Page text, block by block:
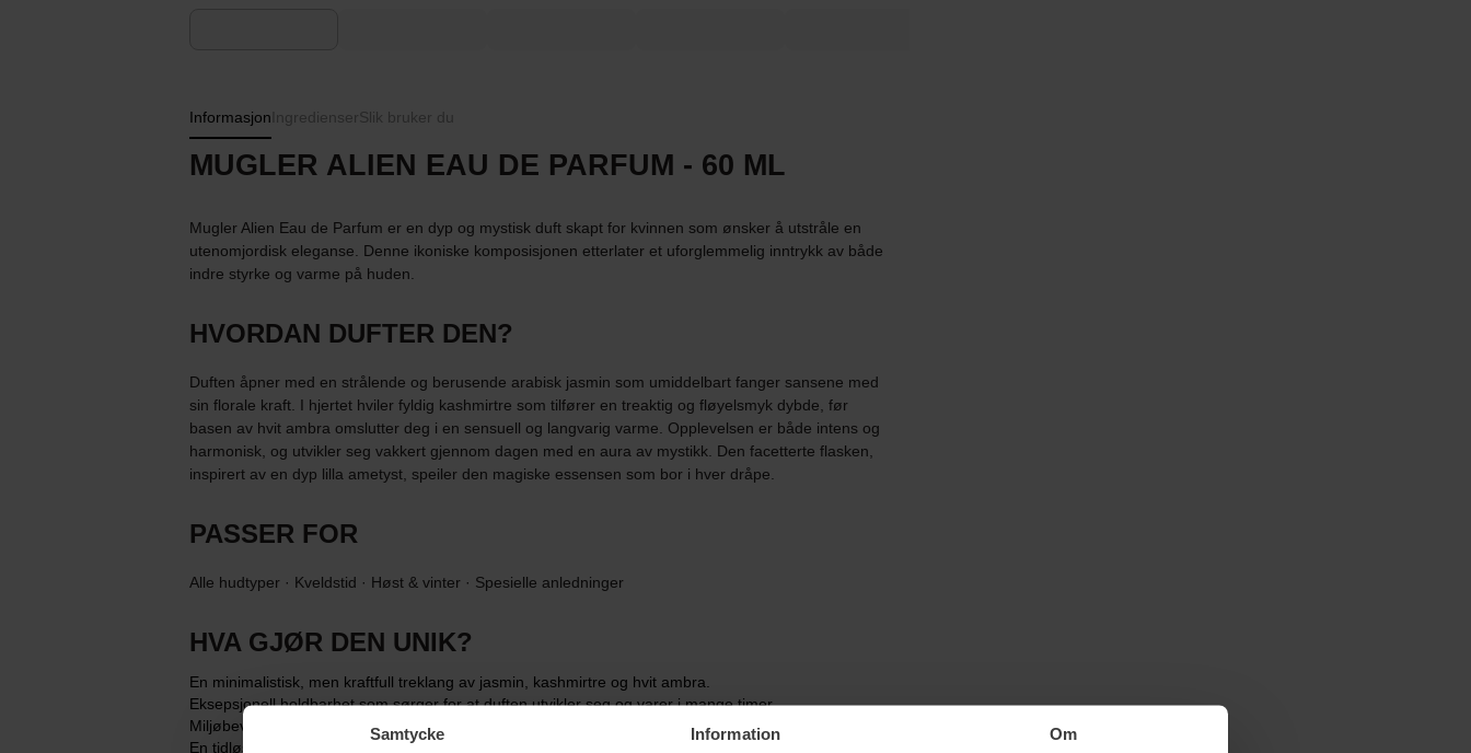
Samtycke Information Om
Informasjon Ingredienser Slik bruker du
MUGLER ALIEN EAU DE PARFUM - 60 ML
Mugler Alien Eau de Parfum er en dyp og mystisk duft skapt for kvinnen som ønsker å utstråle en
utenomjordisk eleganse. Denne ikoniske komposisjonen etterlater et uforglemmelig inntrykk av både
indre styrke og varme på huden.
HVORDAN DUFTER DEN?
Duften åpner med en strålende og berusende arabisk jasmin som umiddelbart fanger sansene med
sin florale kraft. I hjertet hviler fyldig kashmirtre som tilfører en treaktig og fløyelsmyk dybde, før
basen av hvit ambra omslutter deg i en sensuell og langvarig varme. Opplevelsen er både intens og
harmonisk, og utvikler seg vakkert gjennom dagen med en aura av mystikk. Den facetterte flasken,
inspirert av en dyp lilla ametyst, speiler den magiske essensen som bor i hver dråpe.
PASSER FOR
Alle hudtyper · Kveldstid · Høst & vinter · Spesielle anledninger
HVA GJØR DEN UNIK?
En minimalistisk, men kraftfull treklang av jasmin, kashmirtre og hvit ambra.
Eksepsjonell holdbarhet som sørger for at duften utvikler seg og varer i mange timer.
Miljøbevisst design med en påfyllbar flakong som gjør det enkelt å fylle på favorittduften hjemme.
En tidløs klassiker som skiller seg ut med sin unike og gjenkjennelige karakter.